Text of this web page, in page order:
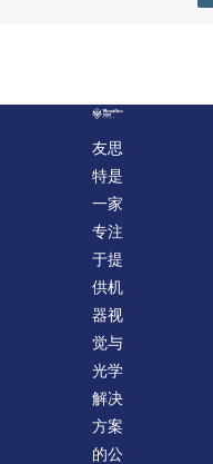
友思
特是
一家
专注
于提
供机
器视
觉与
光学
解决
方案
的公